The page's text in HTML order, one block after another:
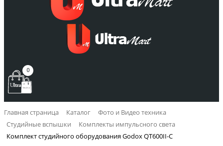
0
Главная страница Каталог
Фото и Видео техника
Студийные вспышки
Комплекты импульсного света
Комплект студийного оборудования Godox QT600II-C